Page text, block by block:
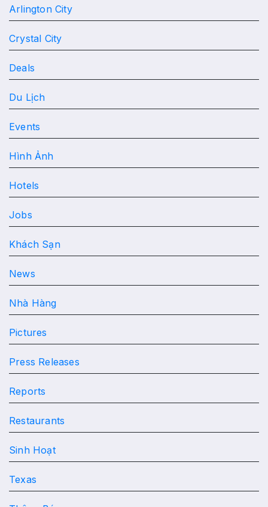
Arlington City
Crystal City
Deals
Du Lịch
Events
Hình Ảnh
Hotels
Jobs
Khách Sạn
News
Nhà Hàng
Pictures
Press Releases
Reports
Restaurants
Sinh Hoạt
Texas